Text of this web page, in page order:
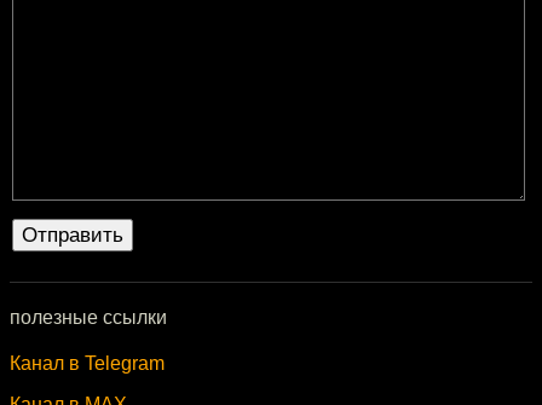
полезные ссылки
Канал в Telegram